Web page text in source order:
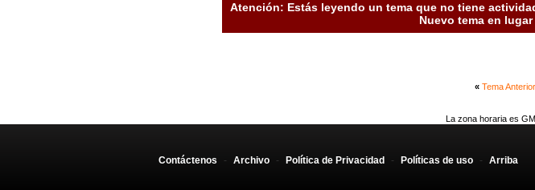
Atención: Estás leyendo un tema que no tiene
Nuevo tema en
« Tema Anterior
La zona horaria es
Contáctenos - Archivo - Política de Privacidad - Políticas de uso - Arriba